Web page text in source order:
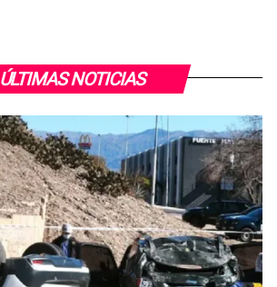
ÚLTIMAS NOTICIAS